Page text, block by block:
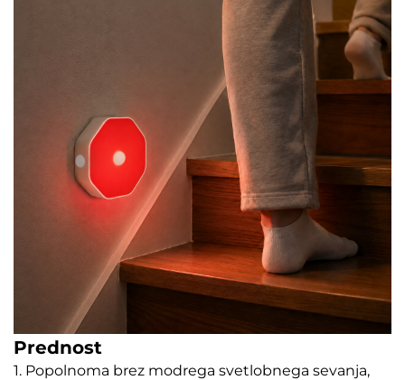
Prednost
1. Popolnoma brez modrega svetlobnega sevanja,